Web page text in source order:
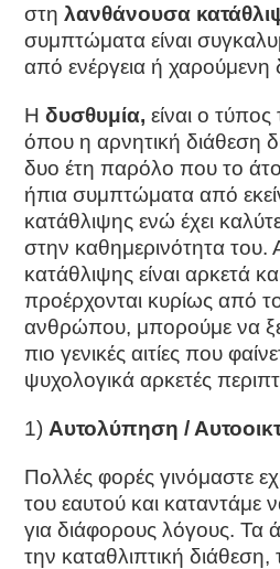
στηλανθάνουσα
συμπτώματα είναι
από ενέργεια ή χαρούμενη
Hδυσθυμία, είναι ο
όπου η αρνητική διάθεση
δυο έτη παρόλο που το
ήπια συμπτώματα από
κατάθλιψης ενώ έχει
στην καθημερινότητα του.
κατάθλιψης είναι αρκετά
προέρχονται κυρίως από
ανθρώπου, μπορούμε να
πιο γενικές αιτίες που
ψυχολογικά αρκετές
1) Αυτολύπηση /
Πολλές φορές γινόμαστε
του εαυτού και καταντάμε
για διάφορους λόγους. Τα
την καταθλιπτική διάθεση,